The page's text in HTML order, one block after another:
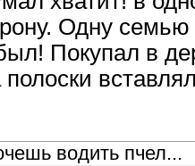
Одну
Покупал в
водить пчел...